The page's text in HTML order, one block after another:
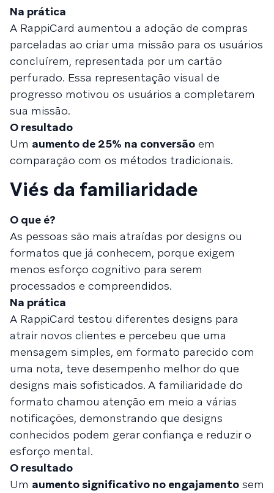
Na prática
A RappiCard aumentou a adoção de compras
parceladas ao criar uma missão para os usuários
concluírem, representada por um cartão
perfurado. Essa representação visual de
progresso motivou os usuários a completarem
sua missão.
O resultado
Um aumento de 25% na conversão em
comparação com os métodos tradicionais.
Viés da familiaridade
O que é?
As pessoas são mais atraídas por designs ou
formatos que já conhecem, porque exigem
menos esforço cognitivo para serem
processados e compreendidos.
Na prática
A RappiCard testou diferentes designs para
atrair novos clientes e percebeu que uma
mensagem simples, em formato parecido com
uma nota, teve desempenho melhor do que
designs mais sofisticados. A familiaridade do
formato chamou atenção em meio a várias
notificações, demonstrando que designs
conhecidos podem gerar confiança e reduzir o
esforço mental.
O resultado
Um aumento significativo no engajamento sem